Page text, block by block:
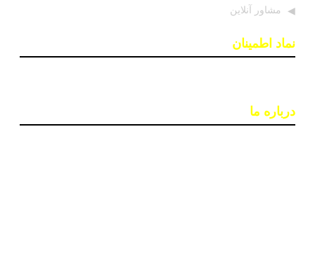
مشاور آنلاین
نماد اطمینان
درباره ما